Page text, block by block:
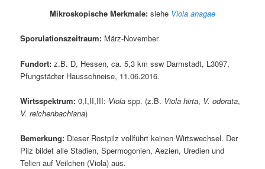
Mikroskopische Merkmale: siehe Viola anagae
Sporulationszeitraum: März-November
Fundort: z.B. D, Hessen, ca. 5,3 km ssw Darmstadt, L3097,
Pfungstädter Hausschneise, 11.06.2016.
Wirtsspektrum:0,I,II,III: Viola spp. (z.B. Viola hirta, V. odorata,
V. reichenbachiana)
Bemerkung: Dieser Rostpilz vollführt keinen Wirtswechsel. Der
Pilz bildet alle Stadien, Spermogonien, Aezien, Uredien und
Telien auf Veilchen (Viola) aus.